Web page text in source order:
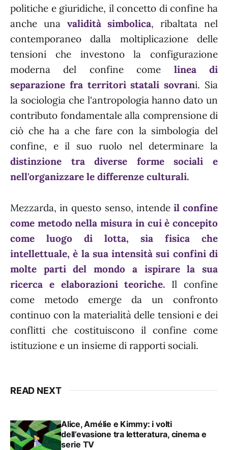
politiche e giuridiche, il concetto di confine ha
anche una validità simbolica, ribaltata nel
contemporaneo dalla moltiplicazione delle
tensioni che investono la configurazione
moderna del confine come linea di
separazione fra territori statali sovrani. Sia
la sociologia che l'antropologia hanno dato un
contributo fondamentale alla comprensione di
ciò che ha a che fare con la simbologia del
confine, e il suo ruolo nel determinare la
distinzione tra diverse forme sociali e
nell'organizzare le differenze culturali.
Mezzarda, in questo senso, intende il confine
come metodo nella misura in cui è concepito
come luogo di lotta, sia fisica che
intellettuale, è la sua intensità sui confini di
molte parti del mondo a ispirare la sua
ricerca e elaborazioni teoriche. Il confine
come metodo emerge da un confronto
continuo con la materialità delle tensioni e dei
conflitti che costituiscono il confine come
istituzione e un insieme di rapporti sociali.
READ NEXT
Alice, Amélie e Kimmy: i volti
dell’evasione tra letteratura, cinema e
serie TV